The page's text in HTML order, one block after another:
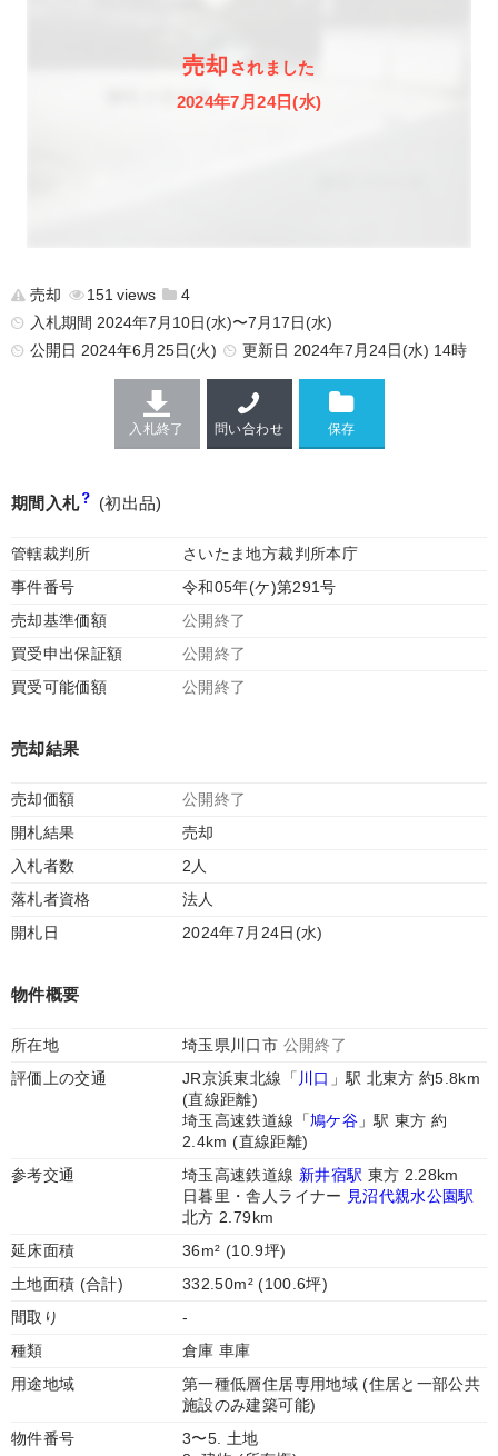
売却 されました
2024年7月24日(水)
売却 151
4
入札期間 2024年7月10日(水)〜7月17日(水)
公開日 2024年6月25日(火) 更新日 2024年7月24日(水) 14時
入札終了 問い合わせ
期間入札 (初出品)
管轄裁判所
さいたま地方裁判所本庁
事件番号
令和05年(ケ)第291号
売却基準価額
公開終了
買受申出保証額
公開終了
買受可能価額
公開終了
売却結果
売却価額
公開終了
開札結果
売却
入札者数
2人
落札者資格
法人
開札日
2024年7月24日(水)
物件概要
所在地 埼玉県川口市 公開終了
評価上の交通
JR京浜東北線「 川口 」駅 北東方 約5.8km
(直線距離)
埼玉高速鉄道線「鳩ケ谷」駅 東方 約
2.4km (直線距離)
参考交通
埼玉高速鉄道線 新井宿駅 東方 2.28km
日暮里・舎人ライナー 見沼代親水公園駅
北方 2.79km
延床面積
36m² (10.9坪)
土地面積 (合計)
332.50m² (100.6坪)
間取り
-
種類
倉庫 車庫
用途地域
第一種低層住居専用地域 (住居と一部公共
施設のみ建築可能)
物件番号
3〜5. 土地